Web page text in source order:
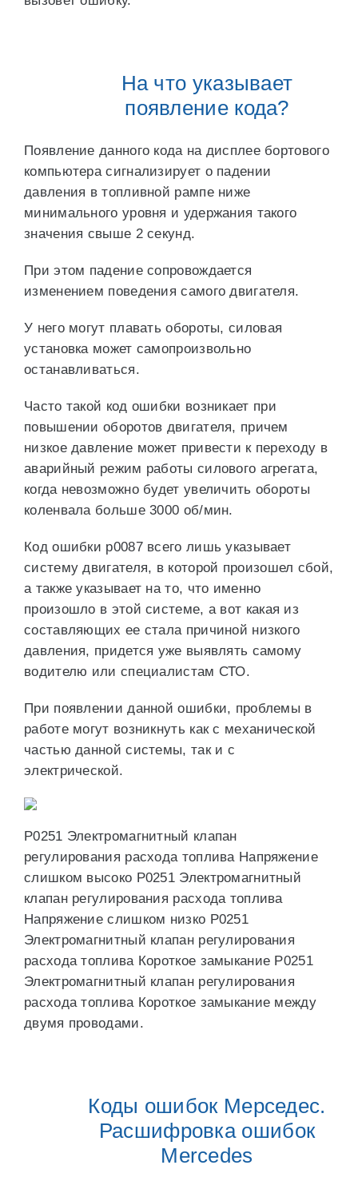
На что указывает
появление кода?
Появление данного кода на дисплее бортового
компьютера сигнализирует о падении
давления в топливной рампе ниже
минимального уровня и удержания такого
значения свыше 2 секунд.
При этом падение сопровождается
изменением поведения самого двигателя.
У него могут плавать обороты, силовая
установка может самопроизвольно
останавливаться.
Часто такой код ошибки возникает при
повышении оборотов двигателя, причем
низкое давление может привести к переходу в
аварийный режим работы силового агрегата,
когда невозможно будет увеличить обороты
коленвала больше 3000 об/мин.
Код ошибки p0087 всего лишь указывает
систему двигателя, в которой произошел сбой,
а также указывает на то, что именно
произошло в этой системе, а вот какая из
составляющих ее стала причиной низкого
давления, придется уже выявлять самому
водителю или специалистам СТО.
При появлении данной ошибки, проблемы в
работе могут возникнуть как с механической
частью данной системы, так и с
электрической.
P0251 Электромагнитный клапан
регулирования расхода топлива Напряжение
слишком высоко P0251 Электромагнитный
клапан регулирования расхода топлива
Напряжение слишком низко P0251
Электромагнитный клапан регулирования
расхода топлива Короткое замыкание P0251
Электромагнитный клапан регулирования
расхода топлива Короткое замыкание между
двумя проводами.
Коды ошибок Мерседес.
Расшифровка ошибок
Mercedes